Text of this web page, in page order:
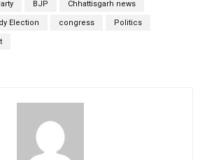
BJP Chhattisgarh news
Election congress Politics